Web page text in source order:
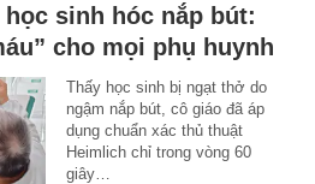
sinh hóc nắp bút:
cho mọi phụ huynh
Thấy học sinh bị ngạt thở do
ngậm nắp bút, cô giáo đã áp
dụng chuẩn xác thủ thuật
Heimlich chỉ trong vòng 60
giây…